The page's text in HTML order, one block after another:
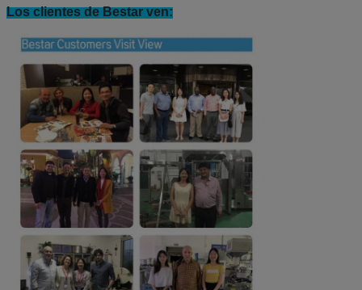
Los clientes de Bestar ven: